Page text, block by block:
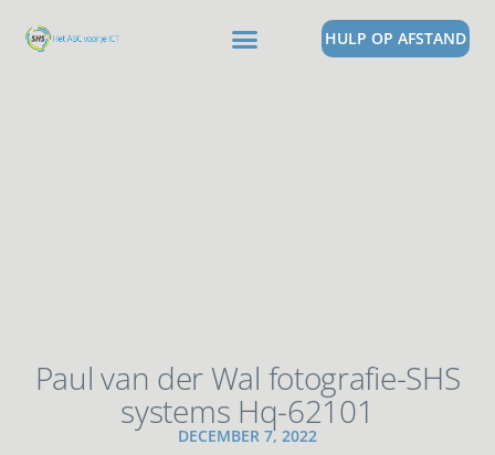
HULP OP AFSTAND
Paul van der Wal fotografie-SHS
systems Hq-62101
DECEMBER 7, 2022